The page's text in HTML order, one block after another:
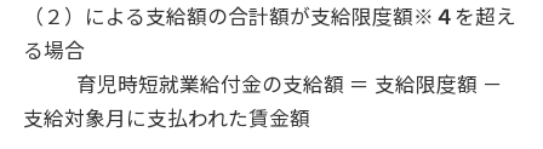
（２）による支給額の合計額が支給限度額※４を超え
る場合
育児時短就業給付金の支給額 ＝ 支給限度額 －
支給対象月に支払われた賃金額